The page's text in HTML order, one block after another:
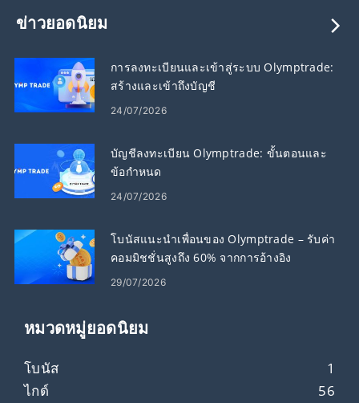
ข่าวยอดนิยม
การลงทะเบียนและเข้าสู่ระบบ Olymptrade:
สร้างและเข้าถึงบัญชี
24/07/2026
บัญชีลงทะเบียน Olymptrade: ขั้นตอนและ
ข้อกำหนด
24/07/2026
โบนัสแนะนำเพื่อนของ Olymptrade – รับค่า
คอมมิชชั่นสูงถึง 60% จากการอ้างอิง
29/07/2026
หมวดหมู่ยอดนิยม
โบนัส
1
ไกด์
56